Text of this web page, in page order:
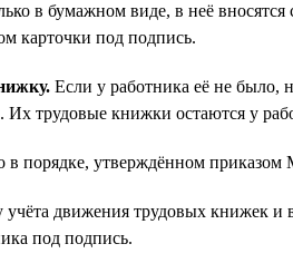
в бумажном виде, в неё
карточки под подпись.
Если у работника её не было,
трудовые книжки остаются у
в порядке, утверждённом
движения трудовых книжек и
под подпись.